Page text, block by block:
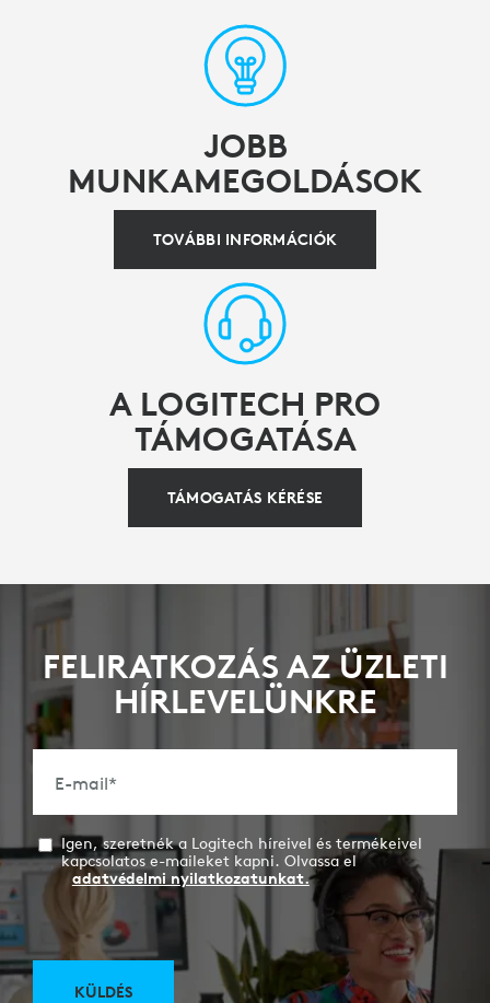
JOBB
MUNKAMEGOLDÁSOK
TOVÁBBI INFORMÁCIÓK
A LOGITECH PRO
TÁMOGATÁSA
TÁMOGATÁS KÉRÉSE
FELIRATKOZÁS AZ ÜZLETI
HÍRLEVELÜNKRE
E-mail*
Igen, szeretnék a Logitech híreivel és termékeivel
kapcsolatos e-maileket kapni. Olvassa el
adatvédelmi nyilatkozatunkat.
KÜLDÉS